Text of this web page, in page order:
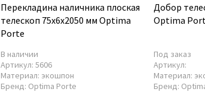
Перекладина наличника плоская
телескоп 75x6x2050 мм Optima
Porte
В наличии
Артикул: 5606
Материал: экошпон
Бренд: Optima Porte
Добор
Optima
Под заказ
Артикул:
Материал:
Бренд: